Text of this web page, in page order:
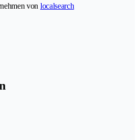
von localsearch